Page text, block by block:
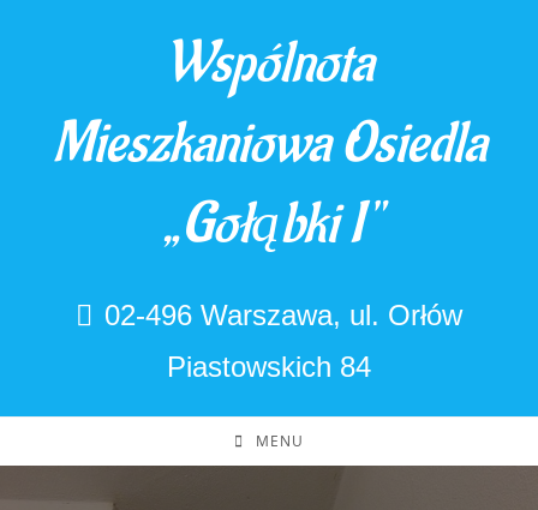
Wspólnota
Mieszkaniowa Osiedla
„Gołąbki I"
02-496 Warszawa, ul. Orłów
Piastowskich 84
MENU